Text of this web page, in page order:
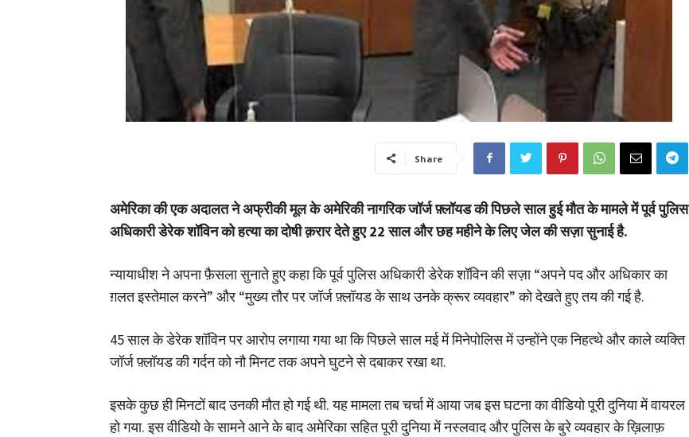
Share
अमेरिका की एक अदालत ने अफ्रीकी मूल के अमेरिकी नागरिक जॉर्ज फ़्लॉयड की पिछले साल हुई मौत के मामले में पूर्व पुलिस
अधिकारी डेरेक शॉविन को हत्या का दोषी क़रार देते हुए 22 साल और छह महीने के लिए जेल की सज़ा सुनाई है.
न्यायाधीश ने अपना फ़ैसला सुनाते हुए कहा कि पूर्व पुलिस अधिकारी डेरेक शॉविन की सज़ा “अपने पद और अधिकार का
ग़लत इस्तेमाल करने” और “मुख्य तौर पर जॉर्ज फ़्लॉयड के साथ उनके क्रूर व्यवहार” को देखते हुए तय की गई है.
45 साल के डेरेक शॉविन पर आरोप लगाया गया था कि पिछले साल मई में मिनेपोलिस में उन्होंने एक निहत्थे और काले व्यक्ति
जॉर्ज फ़्लॉयड की गर्दन को नौ मिनट तक अपने घुटने से दबाकर रखा था.
इसके कुछ ही मिनटों बाद उनकी मौत हो गई थी. यह मामला तब चर्चा में आया जब इस घटना का वीडियो पूरी दुनिया में वायरल
हो गया. इस वीडियो के सामने आने के बाद अमेरिका सहित पूरी दुनिया में नस्लवाद और पुलिस के बुरे व्यवहार के ख़िलाफ़